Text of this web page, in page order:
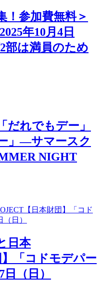
！参加費無料＞
年10月4日
部は満員のため
だれでもデー」
」―サマースク
NIGHT
日本
「コドモデパー
（日）